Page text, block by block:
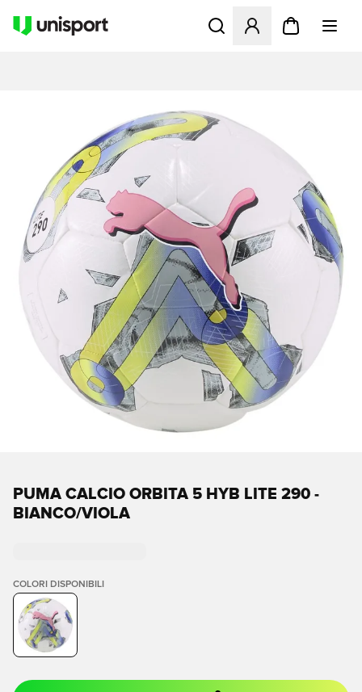
Apre una finestra modale
PUMA CALCIO ORBITA 5 HYB LITE 290 -
BIANCO/VIOLA
COLORI DISPONIBILI